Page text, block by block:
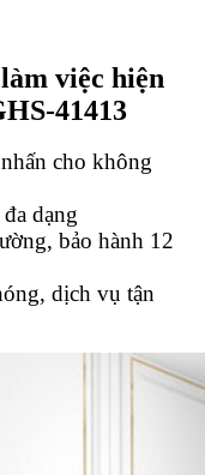
việc hiện
41413
cho không
dạng
bảo hành 12
dịch vụ tận